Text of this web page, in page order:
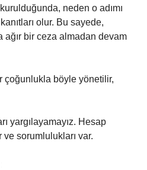
neden o adımı
olur. Bu sayede,
ağır bir ceza almadan devam
çoğunlukla böyle yönetilir,
yargılayamayız. Hesap
sorumlulukları var.